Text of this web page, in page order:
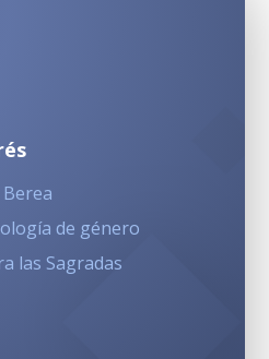
de género
las Sagradas